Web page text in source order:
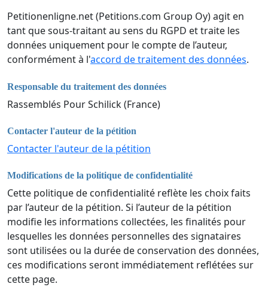
Petitionenligne.net (Petitions.com Group Oy) agit en
tant que sous-traitant au sens du RGPD et traite les
données uniquement pour le compte de l’auteur,
conformément à l'accord de traitement des données.
Responsable du traitement des données
Rassemblés Pour Schilick (France)
Contacter l'auteur de la pétition
Contacter l'auteur de la pétition
Modifications de la politique de confidentialité
Cette politique de confidentialité reflète les choix faits
par l’auteur de la pétition. Si l’auteur de la pétition
modifie les informations collectées, les finalités pour
lesquelles les données personnelles des signataires
sont utilisées ou la durée de conservation des données,
ces modifications seront immédiatement reflétées sur
cette page.